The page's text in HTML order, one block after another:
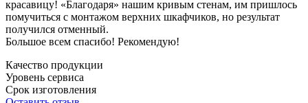
красавицу! «Благодаря» нашим кривым стенам, им пришлось
помучиться с монтажом верхних шкафчиков, но результат
получился отменный.
Большое всем спасибо! Рекомендую!
Качество продукции
Уровень сервиса
Срок изготовления